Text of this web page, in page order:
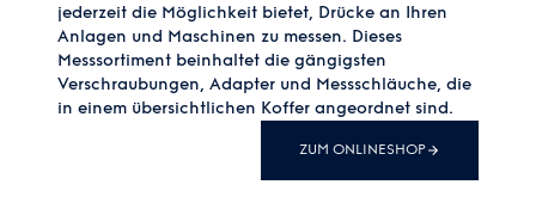
jederzeit die Möglichkeit bietet, Drücke an Ihren
Anlagen und Maschinen zu messen. Dieses
Messsortiment beinhaltet die gängigsten
Verschraubungen, Adapter und Messschläuche, die
in einem übersichtlichen Koffer angeordnet sind.
ZUM ONLINESHOP